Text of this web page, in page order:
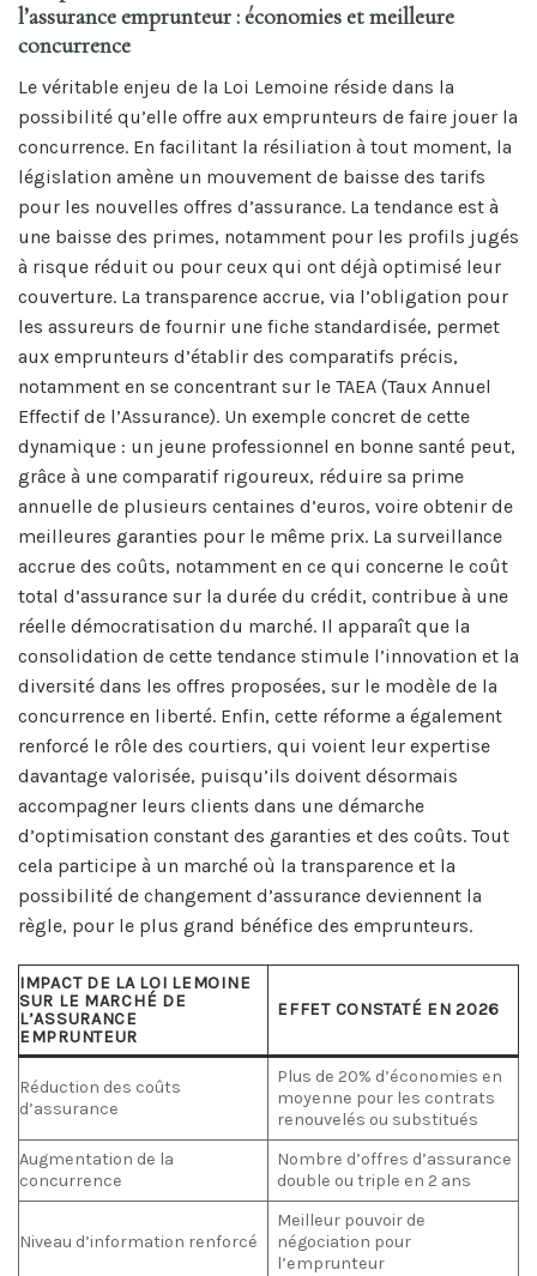
l’assurance emprunteur : économies et meilleure
concurrence
Le véritable enjeu de la Loi Lemoine réside dans la
possibilité qu’elle offre aux emprunteurs de faire jouer la
concurrence. En facilitant la résiliation à tout moment, la
législation amène un mouvement de baisse des tarifs
pour les nouvelles offres d’assurance. La tendance est à
une baisse des primes, notamment pour les profils jugés
à risque réduit ou pour ceux qui ont déjà optimisé leur
couverture. La transparence accrue, via l’obligation pour
les assureurs de fournir une fiche standardisée, permet
aux emprunteurs d’établir des comparatifs précis,
notamment en se concentrant sur le TAEA (Taux Annuel
Effectif de l’Assurance). Un exemple concret de cette
dynamique : un jeune professionnel en bonne santé peut,
grâce à une comparatif rigoureux, réduire sa prime
annuelle de plusieurs centaines d’euros, voire obtenir de
meilleures garanties pour le même prix. La surveillance
accrue des coûts, notamment en ce qui concerne le coût
total d’assurance sur la durée du crédit, contribue à une
réelle démocratisation du marché. Il apparaît que la
consolidation de cette tendance stimule l’innovation et la
diversité dans les offres proposées, sur le modèle de la
concurrence en liberté. Enfin, cette réforme a également
renforcé le rôle des courtiers, qui voient leur expertise
davantage valorisée, puisqu’ils doivent désormais
accompagner leurs clients dans une démarche
d’optimisation constant des garanties et des coûts. Tout
cela participe à un marché où la transparence et la
possibilité de changement d’assurance deviennent la
règle, pour le plus grand bénéfice des emprunteurs.
IMPACT DE LA LOI LEMOINE
SUR LE MARCHÉ DE
L’ASSURANCE
EMPRUNTEUR
EFFET CONSTATÉ EN 2026
Réduction des coûts
d’assurance
Plus de 20% d’économies en
moyenne pour les contrats
renouvelés ou substitués
Augmentation de la
concurrence
Nombre d’offres d’assurance
double ou triple en 2 ans
Niveau d’information renforcé
Meilleur pouvoir de
négociation pour
l’emprunteur